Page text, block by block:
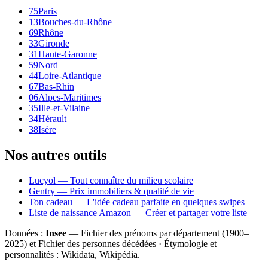
75Paris
13Bouches-du-Rhône
69Rhône
33Gironde
31Haute-Garonne
59Nord
44Loire-Atlantique
67Bas-Rhin
06Alpes-Maritimes
35Ille-et-Vilaine
34Hérault
38Isère
Nos autres outils
Lucyol — Tout connaître du milieu scolaire
Gentry — Prix immobiliers & qualité de vie
Ton cadeau — L'idée cadeau parfaite en quelques swipes
Liste de naissance Amazon — Créer et partager votre liste
Données : Insee — Fichier des prénoms par département (1900–
2025) et Fichier des personnes décédées · Étymologie et
personnalités : Wikidata, Wikipédia.